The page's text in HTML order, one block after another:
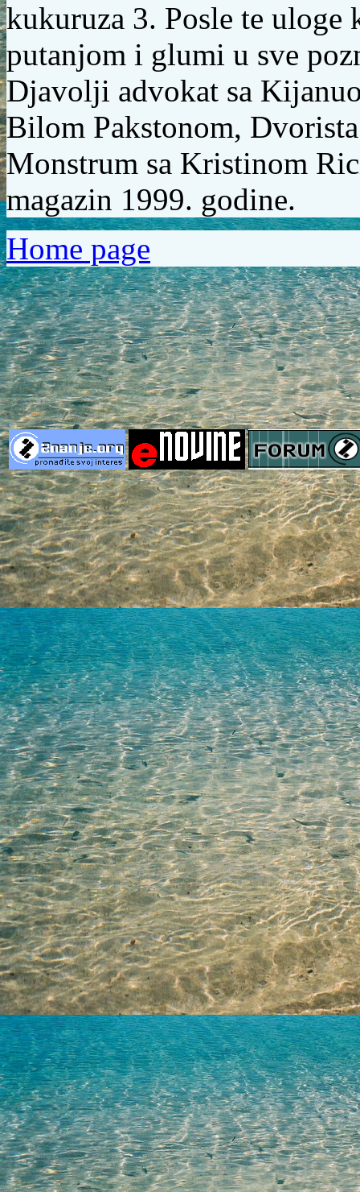
kukuruza 3. Posle te uloge
putanjom i glumi u sve
Djavolji advokat sa
Bilom Pakstonom, Dvorista
Monstrum sa Kristinom
magazin 1999. godine.
Home page